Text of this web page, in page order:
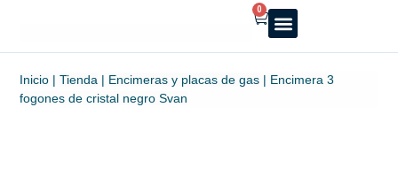
0
Inicio |Tienda | Encimeras y placas de gas | Encimera 3
fogones de cristal negro Svan